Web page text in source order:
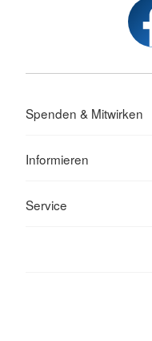
Spenden & Mitwirken
Informieren
Service